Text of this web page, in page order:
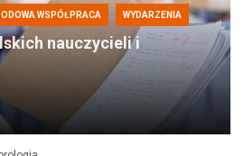
WSPÓŁPRACA WYDARZENIA
nauczycieli i